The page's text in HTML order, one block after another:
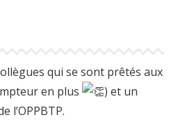
qui se sont prêtés aux
en plus
) et un
l’OPPBTP.